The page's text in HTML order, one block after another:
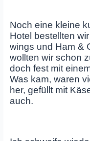
Noch eine kleine
Hotel bestellten
wings und Ham &
wollten wir schon
doch fest mit
Was kam, waren
her, gefüllt mit
auch.